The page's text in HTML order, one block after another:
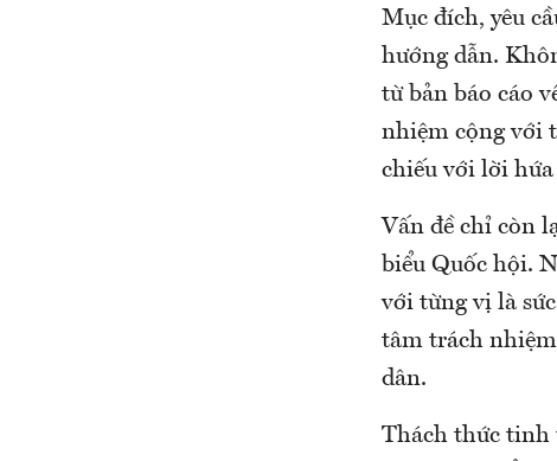
Mục đích, yêu
hướng dẫn.
từ bản báo cáo
nhiệm cộng với
chiếu với lời
Vấn đề chỉ còn
biểu Quốc hội.
với từng vị là
tâm trách
dân.
Thách thức tinh